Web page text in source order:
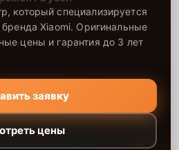
который специализируется
Xiaomi. Оригинальные
цены и гарантия до 3 лет
заявку
цены